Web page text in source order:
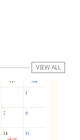
VIEW ALL